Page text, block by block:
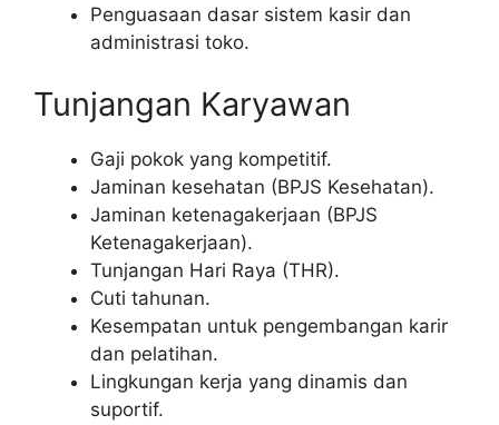
Penguasaan dasar sistem kasir dan
administrasi toko.
Tunjangan Karyawan
Gaji pokok yang kompetitif.
Jaminan kesehatan (BPJS Kesehatan).
Jaminan ketenagakerjaan (BPJS
Ketenagakerjaan).
Tunjangan Hari Raya (THR).
Cuti tahunan.
Kesempatan untuk pengembangan karir
dan pelatihan.
Lingkungan kerja yang dinamis dan
suportif.